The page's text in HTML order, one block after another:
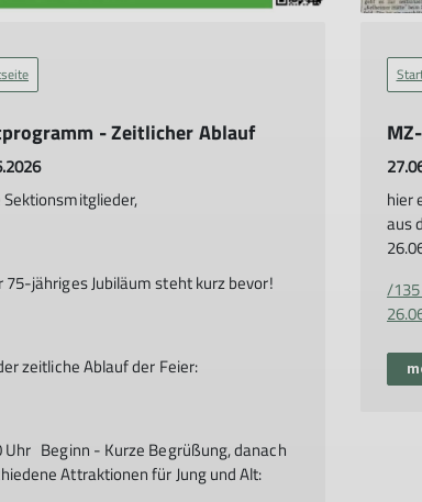
- Zeitlicher Ablauf
Sektionsmitglieder,
75-jähriges Jubiläum steht kurz bevor!
zeitliche Ablauf der Feier:
Uhr Beginn - Kurze Begrüßung, danach
Attraktionen für Jung und Alt:
hier
aus
/